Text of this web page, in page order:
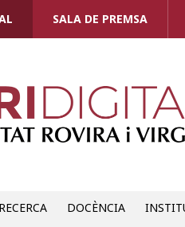
SALA DE PREMSA
RECERCA DOCÈNCIA